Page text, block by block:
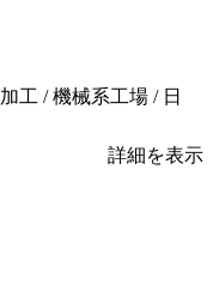
工 / 機械系工場 / 日
詳細を表示